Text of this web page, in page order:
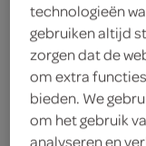
ingrediënten
125 milliliter melk
technologieën
gebruiken altijd
zorgen dat de
om extra
bieden. We
om het gebruik
analyseren en